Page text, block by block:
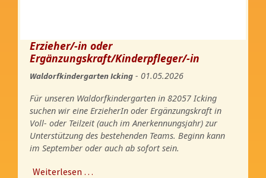
Erzieher/-in oder
Ergänzungskraft/Kinderpfleger/-in
Waldorfkindergarten Icking - 01.05.2026
Für unseren Waldorfkindergarten in 82057 Icking
suchen wir eine ErzieherIn oder Ergänzungskraft in
Voll- oder Teilzeit (auch im Anerkennungsjahr) zur
Unterstützung des bestehenden Teams. Beginn kann
im September oder auch ab sofort sein.
Weiterlesen …